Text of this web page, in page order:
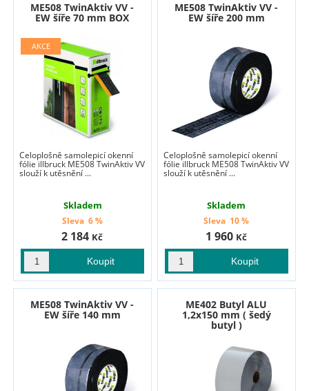
ME508 TwinAktiv VV -
EW šíře 70 mm BOX
Celoplošně samolepicí okenní
fólie illbruck ME508 TwinAktiv VV
slouží k utěsnění ...
Skladem
2 184 Kč
Sleva 6 %
ME508 TwinAktiv VV -
EW šíře 200 mm
Celoplošně samolepicí okenní
fólie illbruck ME508 TwinAktiv VV
slouží k utěsnění ...
Skladem
1 960 Kč
Sleva 10 %
ME508 TwinAktiv VV -
EW šíře 140 mm
ME402 Butyl ALU
1,2x150 mm ( šedý
butyl )